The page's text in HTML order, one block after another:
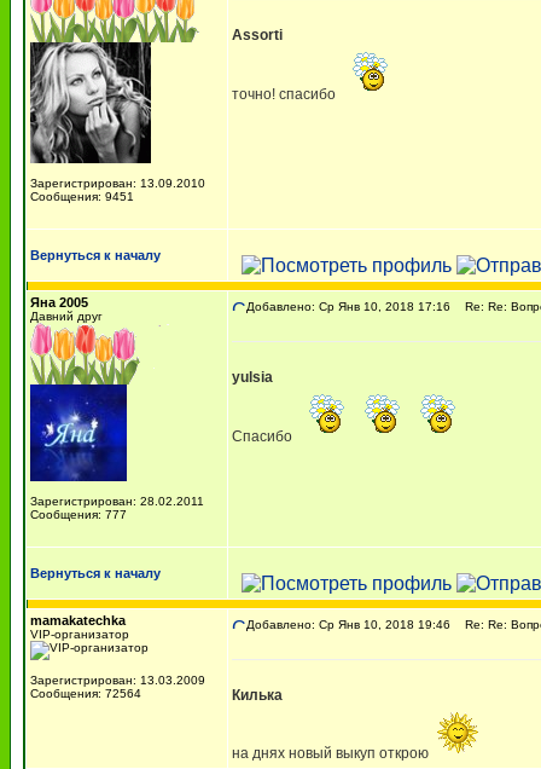
Зарегистрирован: 13.09.2010
Сообщения: 9451
Assorti
точно! спасибо
Вернуться к началу
Яна 2005
Давний друг
Зарегистрирован: 28.02.2011
Сообщения: 777
Добавлено: Ср Янв 10, 2018 17:16 Re: Re:
yulsia
Спасибо
Вернуться к началу
mamakatechka
VIP-организатор
Зарегистрирован: 13.03.2009
Сообщения: 72564
Добавлено: Ср Янв 10, 2018 19:46 Re: Re:
Килька
на днях новый выкуп открою